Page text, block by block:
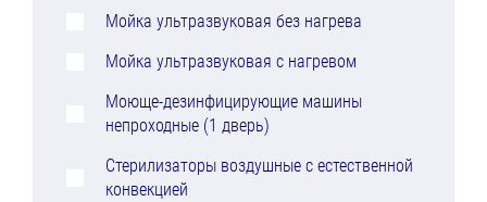
Мойка ультразвуковая без нагрева
Мойка ультразвуковая с нагревом
Моюще-дезинфицирующие машины
непроходные (1 дверь)
Стерилизаторы воздушные с естественной
конвекцией